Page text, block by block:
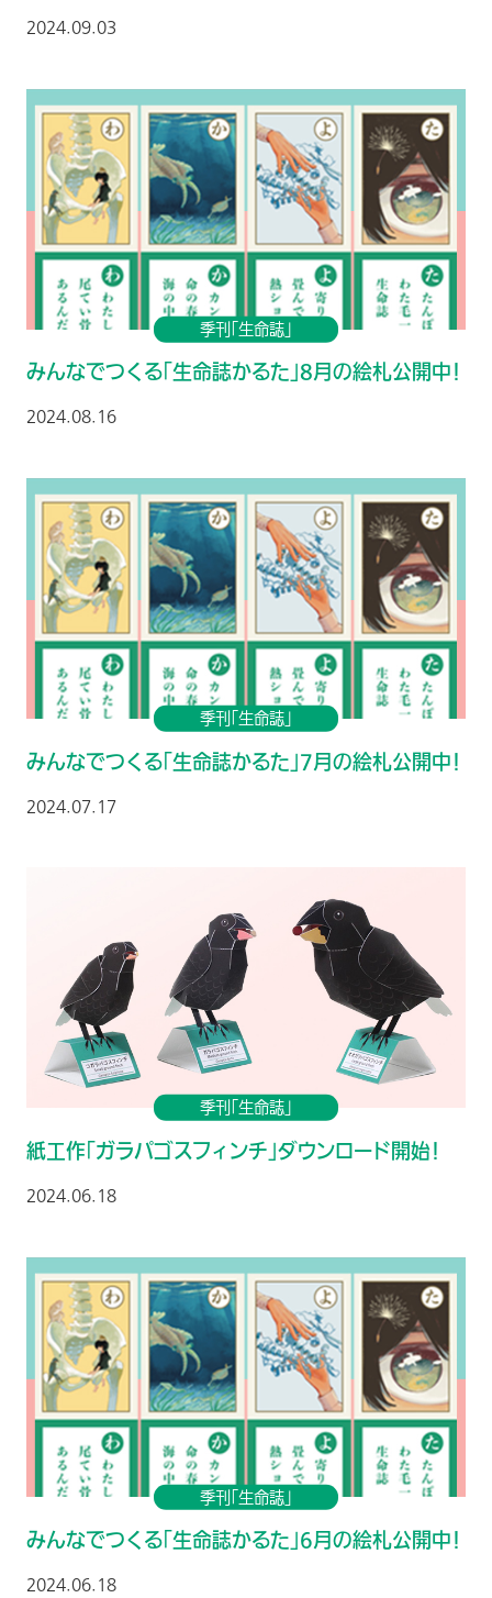
2024.09.03
季刊「生命誌」
みんなでつくる「生命誌かるた」8月の絵札公開中！
2024.08.16
季刊「生命誌」
みんなでつくる「生命誌かるた」7月の絵札公開中！
2024.07.17
季刊「生命誌」
紙工作「ガラパゴスフィンチ」ダウンロード開始！
2024.06.18
季刊「生命誌」
みんなでつくる「生命誌かるた」6月の絵札公開中！
2024.06.18